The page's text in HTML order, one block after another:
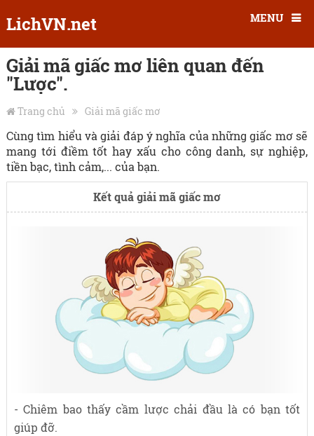
LichVN.net MENU
Giải mã giấc mơ liên quan đến
"Lược".
Trang chủ Giải mã giấc mơ
Cùng tìm hiểu và giải đáp ý nghĩa của những giấc mơ sẽ
mang tới điềm tốt hay xấu cho công danh, sự nghiệp,
tiền bạc, tình cảm,... của bạn.
Kết quả giải mã giấc mơ
- Chiêm bao thấy cầm lược chải đầu là có bạn tốt
giúp đỡ.